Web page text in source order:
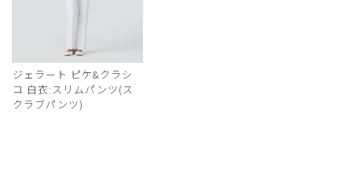
ジェラート ピケ&クラシ
コ 白衣:スリムパンツ(ス
クラブパンツ)